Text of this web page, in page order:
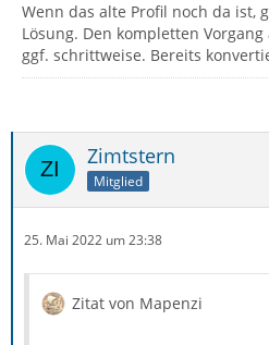
Wenn das alte Profil noch da ist,
Lösung. Den kompletten
ggf. schrittweise. Bereits
Zimtstern
Mitglied
25. Mai 2022 um 23:38
Zitat von Mapenzi